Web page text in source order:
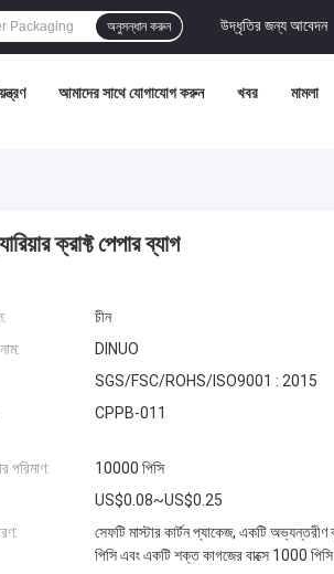
উদ্ধৃতির জন্য আবেদন
অনুসন্ধান করুন
আমাদের সাথে যোগাযোগ করুন খবর মামলা
ক্রাফ্ট পেপার ব্যাগ
চীন
DINUO
SGS/FSC/ROHS/ISO9001 : 2015
CPPB-011
পরিমাণ:
10000 পিসি
US$0.08~US$0.25
সেফটি মাস্টার কার্টন প্যাকেজ, একটি অভ্যন্তরীণ
পিসি এবং একটি শক্ত কাগজের বাক্সে 1000 পিসি